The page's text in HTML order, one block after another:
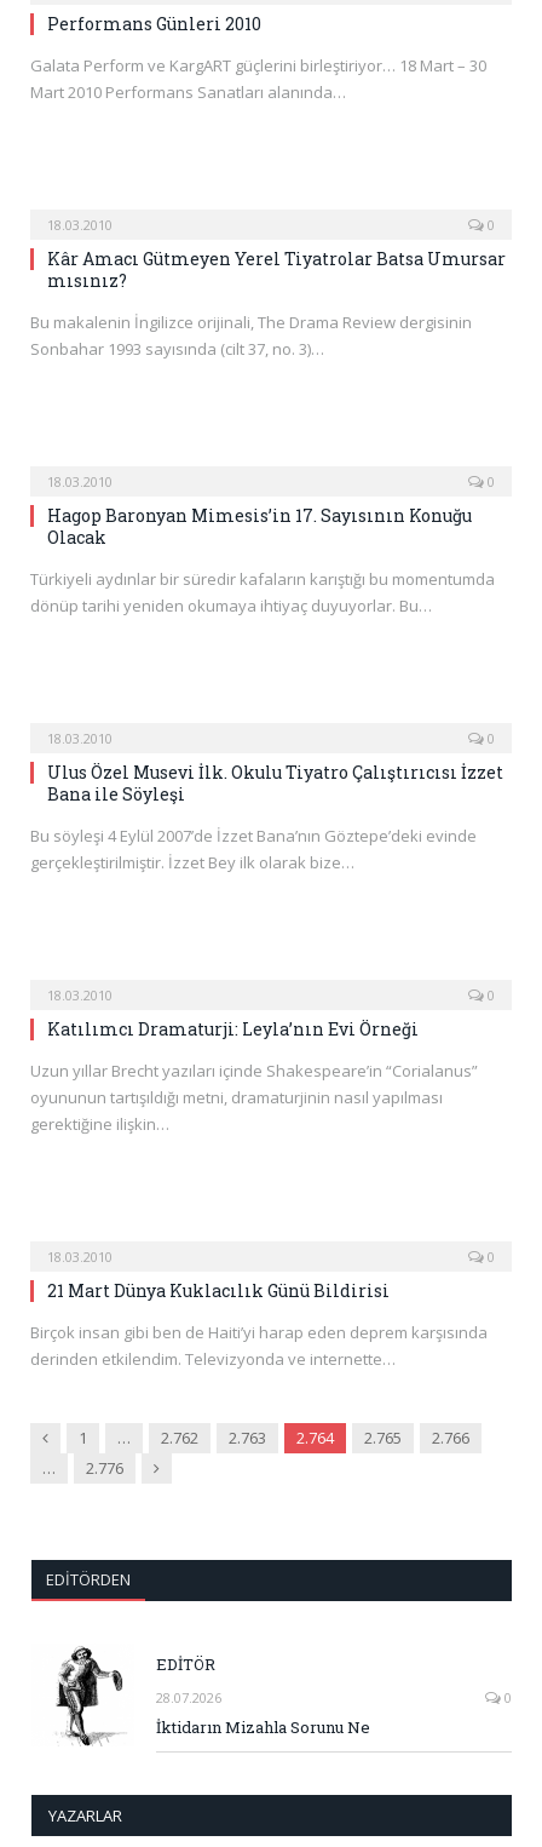
Performans Günleri 2010
Galata Perform ve KargART güçlerini birleştiriyor… 18 Mart – 30
Mart 2010 Performans Sanatları alanında…
18.03.2010 0
Kâr Amacı Gütmeyen Yerel Tiyatrolar Batsa Umursar
mısınız?
Bu makalenin İngilizce orijinali, The Drama Review dergisinin
Sonbahar 1993 sayısında (cilt 37, no. 3)…
18.03.2010 0
Hagop Baronyan Mimesis’in 17. Sayısının Konuğu
Olacak
Türkiyeli aydınlar bir süredir kafaların karıştığı bu momentumda
dönüp tarihi yeniden okumaya ihtiyaç duyuyorlar. Bu…
18.03.2010 0
Ulus Özel Musevi İlk. Okulu Tiyatro Çalıştırıcısı İzzet
Bana ile Söyleşi
Bu söyleşi 4 Eylül 2007’de İzzet Bana’nın Göztepe’deki evinde
gerçekleştirilmiştir. İzzet Bey ilk olarak bize…
18.03.2010 0
Katılımcı Dramaturji: Leyla’nın Evi Örneği
Uzun yıllar Brecht yazıları içinde Shakespeare’in “Corialanus”
oyununun tartışıldığı metni, dramaturjinin nasıl yapılması
gerektiğine ilişkin…
18.03.2010 0
21 Mart Dünya Kuklacılık Günü Bildirisi
Birçok insan gibi ben de Haiti’yi harap eden deprem karşısında
derinden etkilendim. Televizyonda ve internette…
Önceki
1 … 2.762 2.763 2.764 2.765
2.766
…
2.776 Sonraki
EDITÖRDEN
EDİTÖR
28.07.2026 0
İktidarın Mizahla Sorunu Ne
YAZARLAR